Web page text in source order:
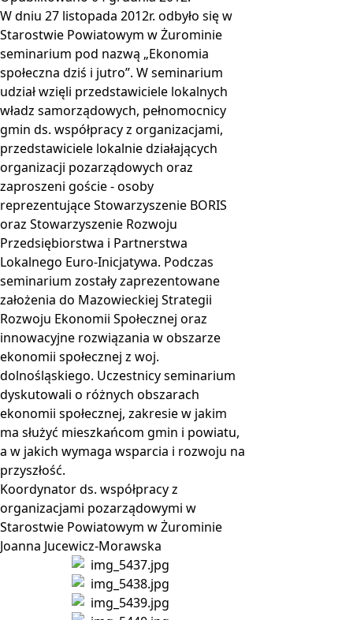
W dniu 27 listopada 2012r. odbyło się w
Starostwie Powiatowym w Żurominie
seminarium pod nazwą „Ekonomia
społeczna dziś i jutro”. W seminarium
udział wzięli przedstawiciele lokalnych
władz samorządowych, pełnomocnicy
gmin ds. współpracy z organizacjami,
przedstawiciele lokalnie działających
organizacji pozarządowych oraz
zaproszeni goście - osoby
reprezentujące Stowarzyszenie BORIS
oraz Stowarzyszenie Rozwoju
Przedsiębiorstwa i Partnerstwa
Lokalnego Euro-Inicjatywa. Podczas
seminarium zostały zaprezentowane
założenia do Mazowieckiej Strategii
Rozwoju Ekonomii Społecznej oraz
innowacyjne rozwiązania w obszarze
ekonomii społecznej z woj.
dolnośląskiego. Uczestnicy seminarium
dyskutowali o różnych obszarach
ekonomii społecznej, zakresie w jakim
ma służyć mieszkańcom gmin i powiatu,
a w jakich wymaga wsparcia i rozwoju na
przyszłość.
Koordynator ds. współpracy z
organizacjami pozarządowymi w
Starostwie Powiatowym w Żurominie
Joanna Jucewicz-Morawska